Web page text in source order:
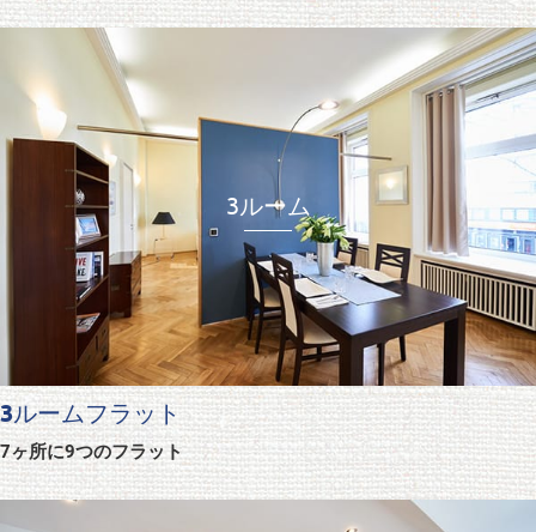
3ルーム
3ルームフラット
7ヶ所に9つのフラット